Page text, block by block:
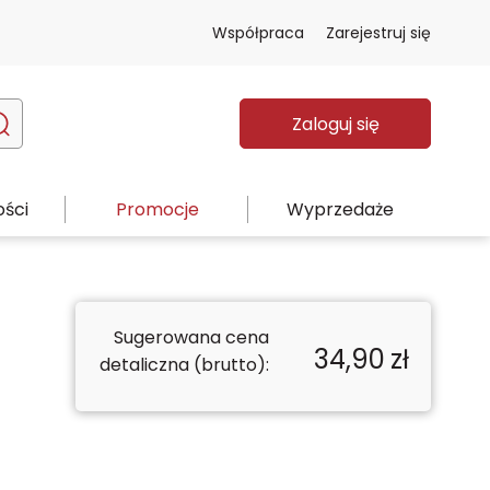
Współpraca Zarejestruj się
Zaloguj się
Promocje Wyprzedaże
Sugerowana cena
detaliczna (brutto):
34,90 zł